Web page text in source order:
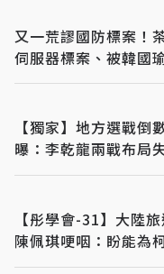
又一荒謬國防標案！
伺服器標案、被韓國
【獨家】地方選戰倒
曝：李乾龍兩戰布局
麗文扛責整合艱困選
【彤學會-31】大陸
陳佩琪哽咽：盼能為
平反